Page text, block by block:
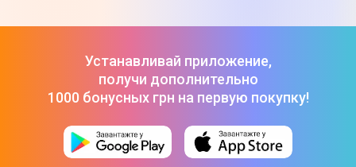
Устанавливай приложение,
получи дополнительно
1000 бонусных грн на первую покупку!